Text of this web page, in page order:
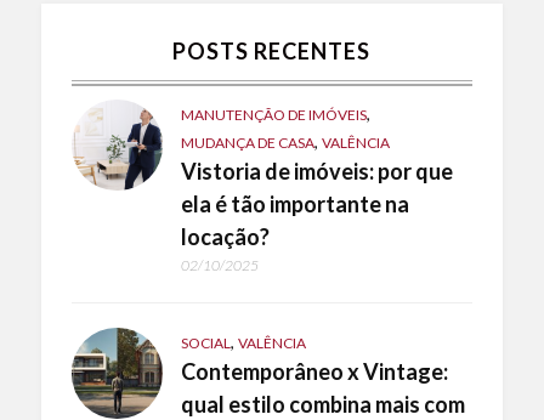
POSTS RECENTES
MANUTENÇÃO DE IMÓVEIS,
MUDANÇA DE CASA, VALÊNCIA
Vistoria de imóveis: por que
ela é tão importante na
locação?
02/10/2025
SOCIAL, VALÊNCIA
Contemporâneo x Vintage:
qual estilo combina mais com